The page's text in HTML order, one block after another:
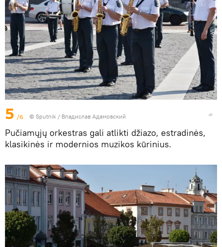
5 /6 © Sputnik / Владислав Адамовский
Pučiamųjų orkestras gali atlikti džiazo, estradinės,
klasikinės ir modernios muzikos kūrinius.